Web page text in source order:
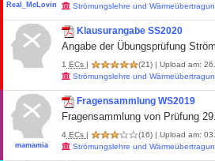
Real_McLovin
Strömungslehre und
Klausurangabe SS2020
Angabe der Übungsprüfung
1 ECs | (21) | Upload am:
Strömungslehre und
mamamia
Fragensammlung WS2019
Fragensammlung von Prüfung
4 ECs | (16) | Upload am:
Strömungslehre und